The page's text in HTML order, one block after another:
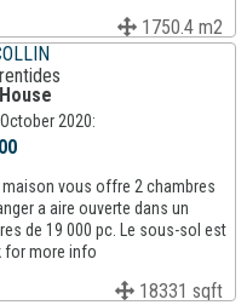
1750.4 m2
2020:
vous offre 2 chambres
a aire ouverte dans un
de 19 000 pc. Le sous-sol est
for more info
18331 sqft